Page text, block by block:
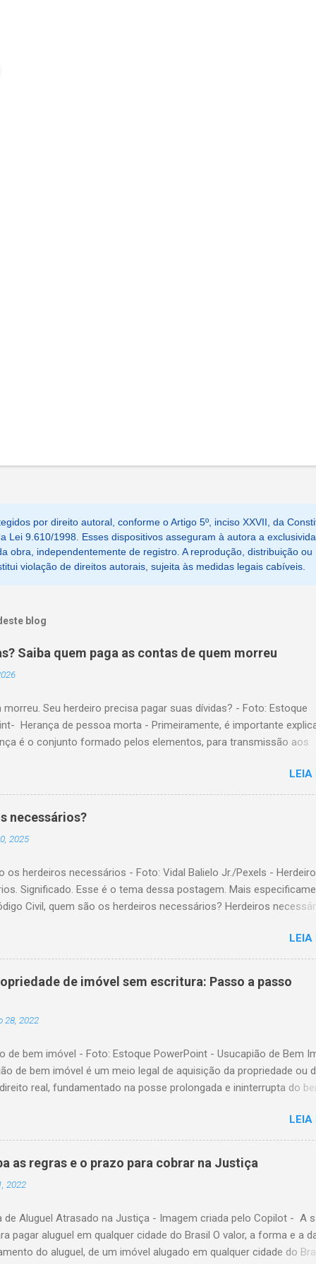
por direito autoral, conforme o Artigo 5º, inciso XXVII, da
Lei 9.610/1998. Esses dispositivos asseguram à autora a
obra, independentemente de registro. A reprodução, distribuição ou
violação de direitos autorais, sujeita às medidas legais cabíveis.
blog
Saiba quem paga as contas de quem morreu
morreu. Seu herdeiro precisa pagar suas dívidas? - Foto: Estoque
Herança de pessoa morta - Primeiramente, é importante
é o conjunto formado pelos elementos, para transmissão aos
como, por exemplo, bens imóveis; B) negativos; ou seja,
como, por exemplo, dívidas em dinheiro. Por isso, tem
de que, quem herda crédito, também, herda débito. A
testamentária. A sucessão legítima é a prevista em lei, para a
testamentária visa dar cumprimento à manifestação de última
falecida, feita através de testamento. O herdeiro é responsável
de dívida deixada pela pessoa falecida de quem está...
LEIA
necessários?
2025
os herdeiros necessários - Foto: Vidal Balielo Jr./Pexels -
Significado. Esse é o tema dessa postagem. Mais
Civil, quem são os herdeiros necessários? Herdeiros
de testamento . Nesse sentido, o nosso Código Civil, no artigo
que, são herdeiros necessários os descendentes, os
É fundamental ressaltar que, c onforme o artigo 1.829 do Código
sobrevivente terá direito à herança juntamente com os
o da comunhão universal de bens. 2) Se o regime adotado era o
o falecido não deixou bens particulares. Portanto, na existência de
ou de ascend...
LEIA
de imóvel sem escritura: Passo a passo
28, 2022
de bem imóvel - Foto: Estoque PowerPoint - Usucapião de Bem
de bem imóvel é um meio legal de aquisição da propriedade ou
real, fundamentado na posse prolongada e ininterrupta do
perante o Oficial de Registro de Imóveis. Requisito Essencial
seja reconhecida, é indispensável que a posse do imóvel
ou seja, sem interrupções por um período determinado. Além disso,
o cumprimento das condições estabelecidas na legislação vigente.
desses requisitos, torna-se possível formalizar a
O Código Civil disciplina essa forma de aquisição nos artigos
as normas e condições aplicáveis a cada modalidade
Usucapião Pela Via Extrajudicial Usucapião ex...
LEIA
as regras e o prazo para cobrar na Justiça
2022
de Aluguel Atrasado na Justiça - Imagem criada pelo Copilot - A s
pagar aluguel em qualquer cidade do Brasil O valor, a forma e a
do aluguel, de um imóvel alugado em qualquer cidade do